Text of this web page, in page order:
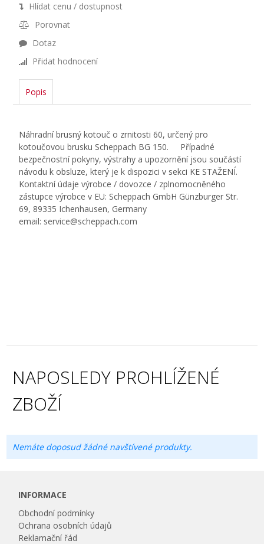
Hlídat cenu / dostupnost
Porovnat
Dotaz
Přidat hodnocení
Popis
Náhradní brusný kotouč o zrnitosti 60, určený pro
kotoučovou brusku Scheppach BG 150. Případné
bezpečnostní pokyny, výstrahy a upozornění jsou součástí
návodu k obsluze, který je k dispozici v sekci KE STAŽENÍ.
Kontaktní údaje výrobce / dovozce / zplnomocněného
zástupce výrobce v EU: Scheppach GmbH Günzburger Str.
69, 89335 Ichenhausen, Germany
email: service@scheppach.com
NAPOSLEDY PROHLÍŽENÉ
ZBOŽÍ
Nemáte doposud žádné navštívené produkty.
INFORMACE
Obchodní podmínky
Ochrana osobních údajů
Reklamační řád